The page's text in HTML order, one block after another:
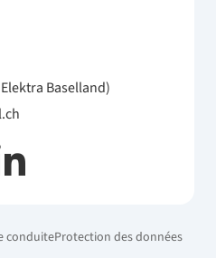
Baselland)
conduiteProtection des données